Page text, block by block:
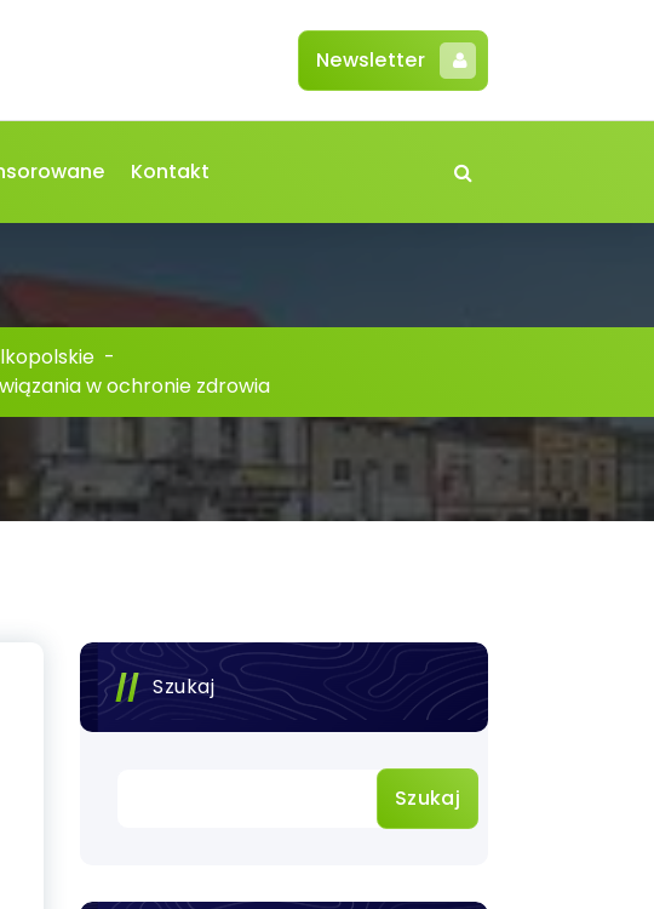
Newsletter
Kontakt
-
w ochronie zdrowia
Szukaj
Szukaj